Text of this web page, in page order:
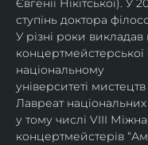
Євгенії Нікітської). У
ступінь доктора
У різні роки викладав
концертмейстерської
національному
університеті
Лавреат
у тому числі VIII
концертмейстерів